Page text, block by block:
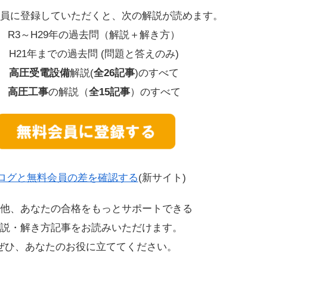
に登録していただくと、次の解説が読めます。
～H29年の過去問（解説＋解き方）
H21年までの過去問 (問題と答えのみ)
高圧受電設備解説(全26記事)のすべて
高圧工事の解説（全15記事）のすべて
グと無料会員の差を確認する(新サイト)
、あなたの合格をもっとサポートできる
・解き方記事をお読みいただけます。
ひ、あなたのお役に立ててください。